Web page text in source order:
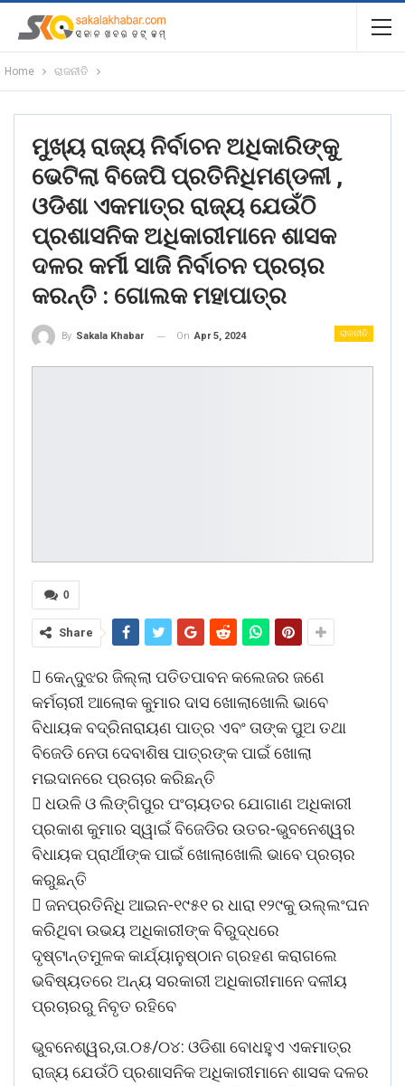
Home ରାଜନୀତି
ମୁଖ୍ୟ ରାଜ୍ୟ ନିର୍ବାଚନ ଅଧିକାରିଙ୍କୁ
ଭେଟିଲା ବିଜେପି ପ୍ରତିନିଧିମଣ୍ଡଳୀ ,
ଓଡିଶା ଏକମାତ୍ର ରାଜ୍ୟ ଯେଉଁଠି
ପ୍ରଶାସନିକ ଅଧିକାରୀମାନେ ଶାସକ
ଦଳର କର୍ମୀ ସାଜି ନିର୍ବାଚନ ପ୍ରଚାର
କରନ୍ତି : ଗୋଲକ ମହାପାତ୍ର
ରାଜନୀତି
By Sakala Khabar On Apr 5, 2024
0
Share
 କେନ୍ଦୁଝର ଜିଲ୍ଲା ପତିତପାବନ କଲେଜର ଜଣେ
କର୍ମଚାରୀ ଆଲୋକ କୁମାର ଦାସ ଖୋଲାଖୋଲି ଭାବେ
ବିଧାୟକ ବଦ୍ରିନାରାୟଣ ପାତ୍ର ଏବଂ ତାଙ୍କ ପୁଅ ତଥା
ବିଜେଡି ନେତା ଦେବାଶିଷ ପାତ୍ରଙ୍କ ପାଇଁ ଖୋଲା
ମଇଦାନରେ ପ୍ରଚାର କରିଛନ୍ତି
 ଧଉଳି ଓ ଲିଙ୍ଗିପୁର ପଂଚାୟତର ଯୋଗାଣ ଅଧିକାରୀ
ପ୍ରକାଶ କୁମାର ସ୍ୱାଇଁ ବିଜେଡିର ଉତର-ଭୁବନେଶ୍ୱର
ବିଧାୟକ ପ୍ରାର୍ଥୀଙ୍କ ପାଇଁ ଖୋଲାଖୋଲି ଭାବେ ପ୍ରଚାର
କରୁଛନ୍ତି
 ଜନପ୍ରତିନିଧି ଆଇନ-୧୯୫୧ ର ଧାରା ୧୨୯କୁ ଉଲ୍ଲଂଘନ
କରିଥିବା ଉଭୟ ଅଧିକାରୀଙ୍କ ବିରୁଦ୍ଧରେ
ଦୃଷ୍ଟାନ୍ତମୁଳକ କାର୍ଯ୍ୟାନୁଷ୍ଠାନ ଗ୍ରହଣ କରାଗଲେ
ଭବିଷ୍ୟତରେ ଅନ୍ୟ ସରକାରୀ ଅଧିକାରୀମାନେ ଦଳୀୟ
ପ୍ରଚାରରୁ ନିବୃତ ରହିବେ
ଭୁବନେଶ୍ୱର,ତା.୦୫/୦୪: ଓଡିଶା ବୋଧହୁଏ ଏକମାତ୍ର
ରାଜ୍ୟ ଯେଉଁଠି ପ୍ରଶାସନିକ ଅଧିକାରୀମାନେ ଶାସକ ଦଳର